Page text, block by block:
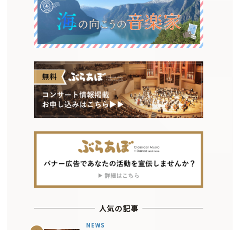
人気の記事
NEWS